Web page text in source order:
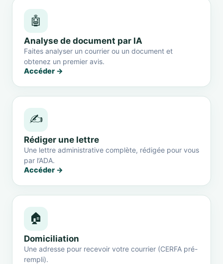
🤖
Analyse de document par IA
Faites analyser un courrier ou un document et
obtenez un premier avis.
Accéder →
✍️
Rédiger une lettre
Une lettre administrative complète, rédigée pour vous
par l’ADA.
Accéder →
🏠
Domiciliation
Une adresse pour recevoir votre courrier (CERFA pré-
rempli).